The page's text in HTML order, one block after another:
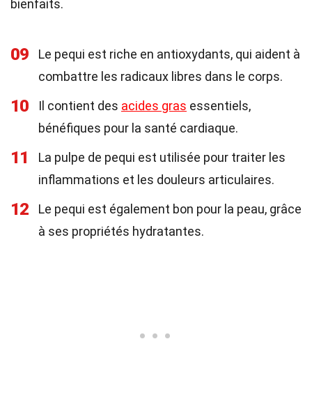
bienfaits.
09
Le pequi est riche en antioxydants, qui aident à
combattre les radicaux libres dans le corps.
10 Il contient des acides gras essentiels,
bénéfiques pour la santé cardiaque.
11
La pulpe de pequi est utilisée pour traiter les
inflammations et les douleurs articulaires.
12
Le pequi est également bon pour la peau, grâce
à ses propriétés hydratantes.